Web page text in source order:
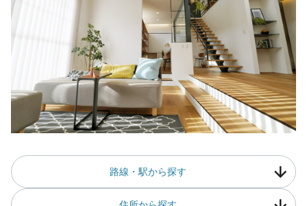
路線・駅から探す